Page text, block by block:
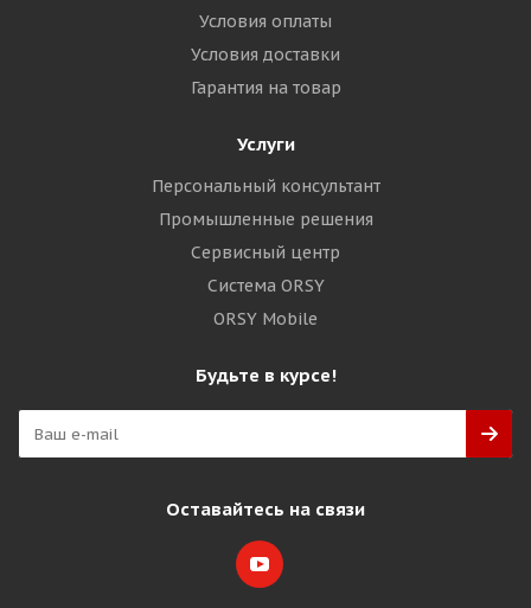
Условия оплаты
Условия доставки
Гарантия на товар
Услуги
Персональный консультант
Промышленные решения
Сервисный центр
Система ORSY
ORSY Mobile
Будьте в курсе!
Оставайтесь на связи